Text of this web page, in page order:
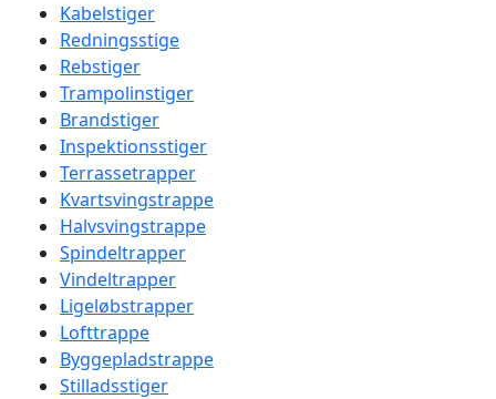
Kabelstiger
Redningsstige
Rebstiger
Trampolinstiger
Brandstiger
Inspektionsstiger
Terrassetrapper
Kvartsvingstrappe
Halvsvingstrappe
Spindeltrapper
Vindeltrapper
Ligeløbstrapper
Lofttrappe
Byggepladstrappe
Stilladsstiger